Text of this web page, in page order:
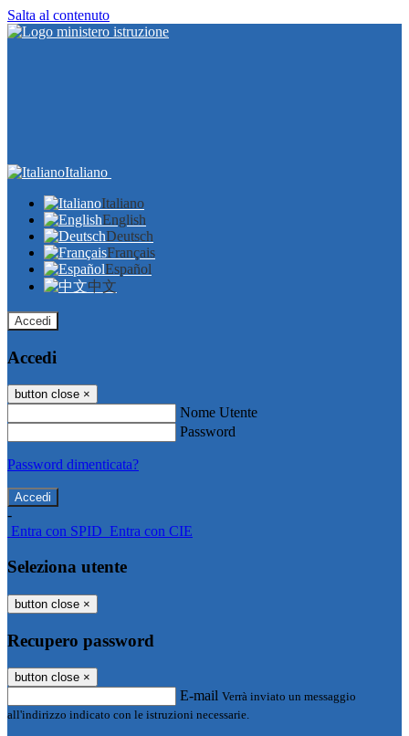
Salta al contenuto
Italiano
Italiano
English
Deutsch
Français
Español
中文
Accedi
Accedi
button close ×
Nome Utente
Password
Password dimenticata?
-
Entra con SPID Entra con CIE
Seleziona utente
button close ×
Recupero password
button close ×
E-mail Verrà inviato un messaggio
all'indirizzo indicato con le istruzioni necessarie.